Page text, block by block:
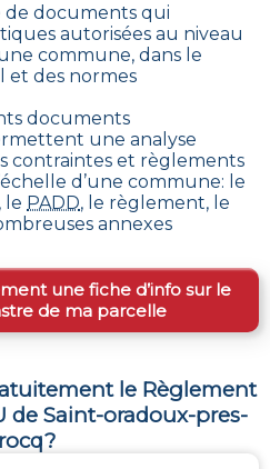
de documents qui
autorisées au niveau
commune, dans le
et des normes
documents
une analyse
contraintes et règlements
d’une commune: le
le PADD, le règlement, le
annexes
une fiche d’info sur le
de ma parcelle
le Règlement
de Saint-oradoux-pres-
?